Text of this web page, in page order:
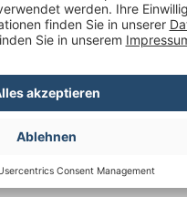
Herstellernummer:
Hersteller: